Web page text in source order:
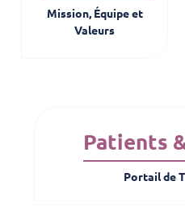
Mission, Équipe et
Valeurs
Patients
Portail de